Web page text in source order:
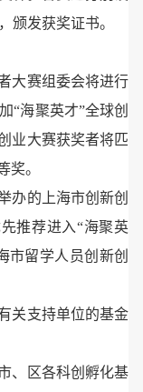
颁发获奖证书。
大赛组委会将进行
“海聚英才”全球创
业大赛获奖者将匹
奖。
办的上海市创新创
推荐进入“海聚英
市留学人员创新创
关支持单位的基金
、区各科创孵化基